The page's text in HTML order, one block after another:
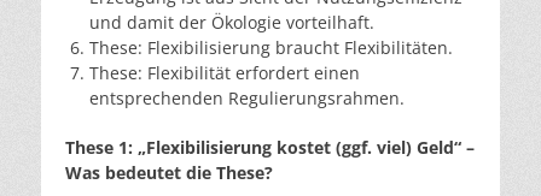
und damit der Ökologie vorteilhaft.
These: Flexibilisierung braucht Flexibilitäten.
These: Flexibilität erfordert einen
entsprechenden Regulierungsrahmen.
These 1: „Flexibilisierung kostet (ggf. viel) Geld“ –
Was bedeutet die These?